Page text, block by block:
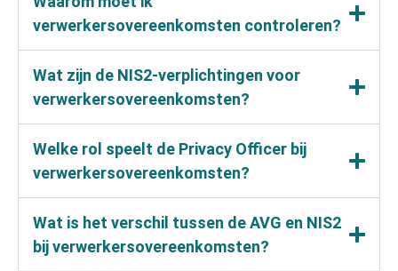
verwerkersovereenkomsten controleren?
Wat zijn de NIS2-verplichtingen voor
verwerkersovereenkomsten?
Welke rol speelt de Privacy Officer bij
verwerkersovereenkomsten?
Wat is het verschil tussen de AVG en NIS2
bij verwerkersovereenkomsten?